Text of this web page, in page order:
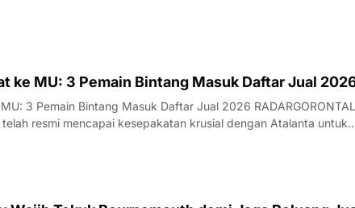
ke MU: 3 Pemain Bintang Masuk Daftar Jual
3 Pemain Bintang Masuk Daftar Jual 2026
resmi mencapai kesepakatan krusial dengan Atalanta untuk